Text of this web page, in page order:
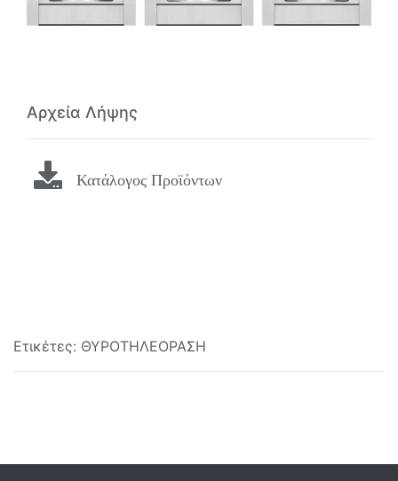
Αρχεία Λήψης
Κατάλογος Προϊόντων
Ετικέτες: ΘΥΡΟΤΗΛΕΟΡΑΣΗ